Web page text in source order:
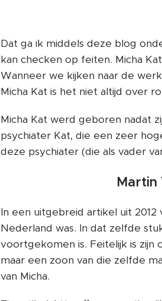
Dat ga ik middels deze blog
kan checken op feiten. Micha
Wanneer we kijken naar de
Micha Kat is het niet altijd over
Micha Kat werd geboren nadat
psychiater Kat, die een zeer
deze psychiater (die als vader
In een uitgebreid artikel uit
Nederland was. In dat zelfde
voortgekomen is. Feitelijk is zijn
maar een zoon van die zelfde
van Micha.